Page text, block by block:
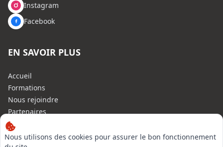
Nous utilisons des cookies pour assurer le bon fonctionnement
Instagram
Facebook
EN SAVOIR PLUS
Accueil
Formations
Nous rejoindre
Partenaires
Autres missions
Le C.N.E.